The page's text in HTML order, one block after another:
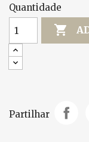
Quantidade

Partilhar